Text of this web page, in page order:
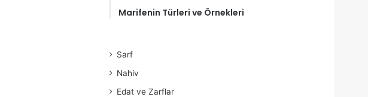
Marifenin Türleri ve Örnekleri
Sarf
Nahiv
Edat ve Zarflar